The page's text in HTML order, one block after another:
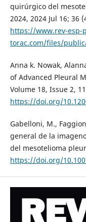
quirúrgico del
2024, 2024 Jul 16; 36
https://www.rev-esp-
torac.com/files/
Anna k. Nowak,
of Advanced Pleural
Volume 18, Issue 2,
https://doi.org/
Gabelloni, M.,
general de la
del mesotelioma
https://doi.org/